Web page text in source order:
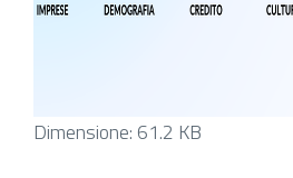
Clicca
Dimensione: 61.2 KB